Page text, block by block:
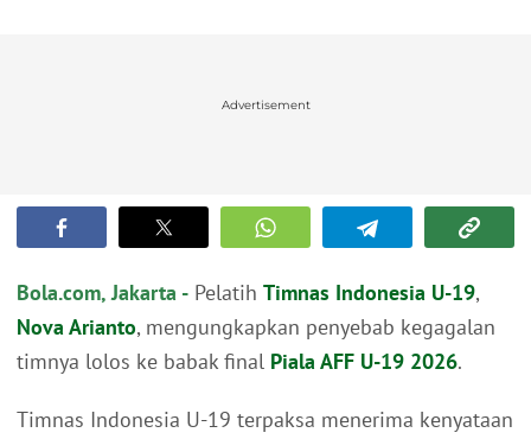
Advertisement
Bola.com, Jakarta - Pelatih Timnas Indonesia U-19,
Nova Arianto, mengungkapkan penyebab kegagalan
timnya lolos ke babak final Piala AFF U-19 2026.
Timnas Indonesia U-19 terpaksa menerima kenyataan